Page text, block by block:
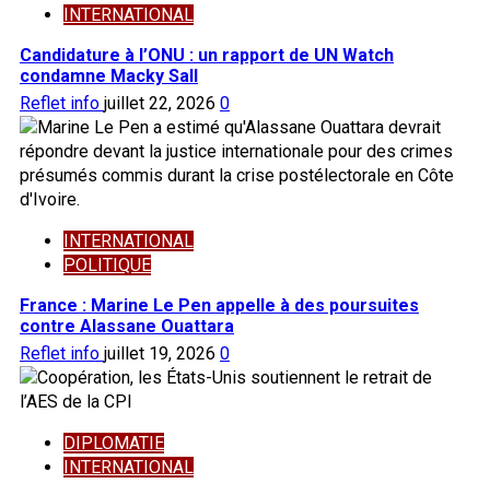
INTERNATIONAL
Candidature à l’ONU : un rapport de UN Watch
condamne Macky Sall
Reflet info juillet 22, 2026 0
INTERNATIONAL
POLITIQUE
France : Marine Le Pen appelle à des poursuites
contre Alassane Ouattara
Reflet info juillet 19, 2026 0
DIPLOMATIE
INTERNATIONAL